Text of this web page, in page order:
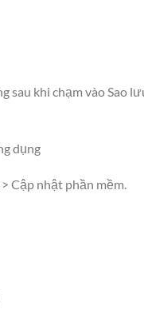
sau khi chạm vào Sao
dụng
Cập nhật phần mềm.